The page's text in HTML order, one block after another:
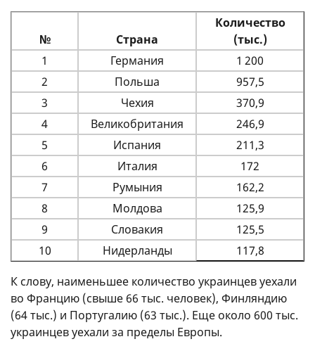
№ Страна
Количество
(тыс.)
1
Германия
1 200
2
Польша
957,5
3
Чехия
370,9
4
Великобритания
246,9
5
Испания
211,3
6
Италия
172
7
Румыния
162,2
8
Молдова
125,9
9
Словакия
125,5
10
Нидерланды
117,8
К слову, наименьшее количество украинцев уехали
во Францию ​​(свыше 66 тыс. человек), Финляндию
(64 тыс.) и Португалию (63 тыс.). Еще около 600 тыс.
украинцев уехали за пределы Европы.